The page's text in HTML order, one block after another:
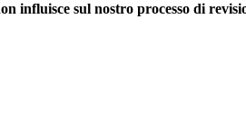
influisce sul nostro processo di